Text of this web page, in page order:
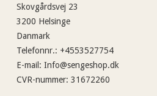
Skovgårdsvej 23
3200 Helsinge
Danmark
Telefonnr.: +4553527754
E-mail : Info@sengeshop.dk
CVR-nummer: 31672260